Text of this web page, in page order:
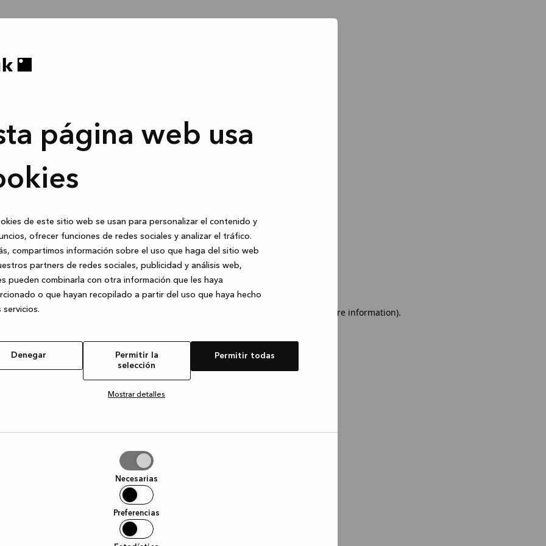
página web usa
de este sitio web se usan para personalizar el contenido y
ofrecer funciones de redes sociales y analizar el tráfico.
compartimos información sobre el uso que haga del sitio web
partners de redes sociales, publicidad y análisis web,
pueden combinarla con otra información que les haya
o que hayan recopilado a partir del uso que haya hecho
servicios.
Denegar
Permitir la
selección
Permitir todas
Mostrar detalles
Necesarias
Preferencias
has occurred (see the browser console for more information).